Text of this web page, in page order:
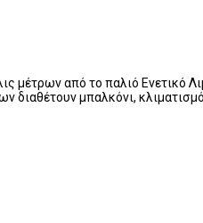
από το παλιό Ενετικό
διαθέτουν μπαλκόνι,